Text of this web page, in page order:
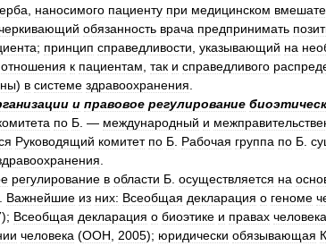
наносимого пациенту при медицинском
обязанность врача предпринимать
; принцип справедливости указывающий на
отношения к пациентам так и справедливого
) в системе здравоохранения
и правовое регулирование
по Б . — международный и
Руководящий комитет по Б Рабочая группа по Б
регулирование в области Б осуществляется на
Важнейшие из них: Всеобщая декларация о геноме
); Всеобщая декларация о биоэтике и правах человека
человека (ООН 2005); юридически обязывающая